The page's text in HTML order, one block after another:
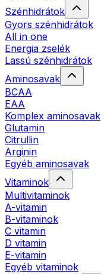
Szénhidrátok
Gyors szénhidrátok
All in one
Energia zselék
Lassú szénhidrátok
Aminosavak
BCAA
EAA
Komplex aminosavak
Glutamin
Citrullin
Arginin
Egyéb aminosavak
Vitaminok
Multivitaminok
A-vitamin
B-vitaminok
C vitamin
D vitamin
E-vitamin
Egyéb vitaminok